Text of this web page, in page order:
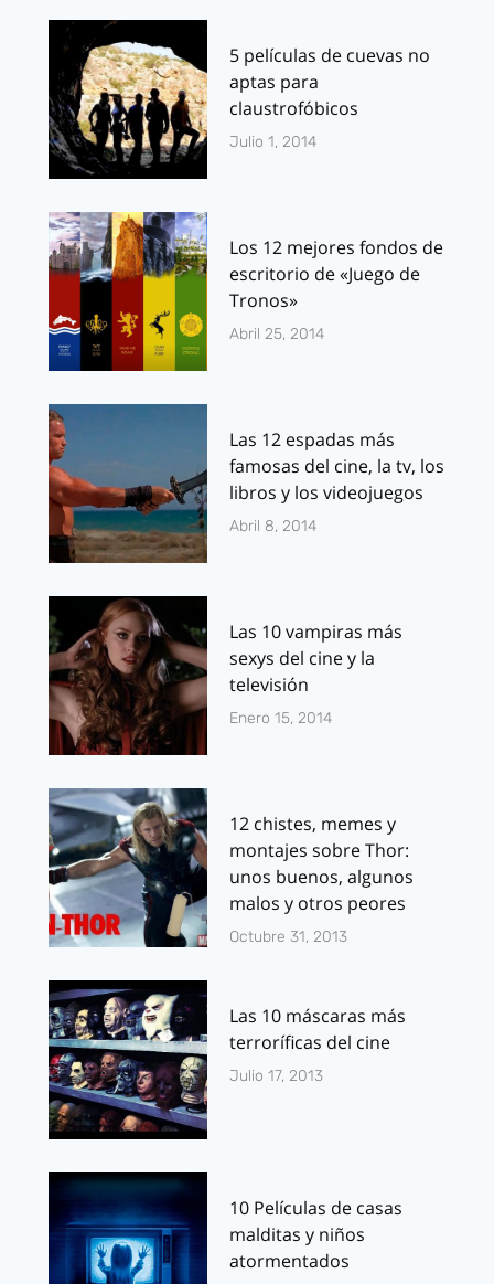
5 películas de cuevas no
aptas para
claustrofóbicos
Julio 1, 2014
Los 12 mejores fondos de
escritorio de «Juego de
Tronos»
Abril 25, 2014
Las 12 espadas más
famosas del cine, la tv, los
libros y los videojuegos
Abril 8, 2014
Las 10 vampiras más
sexys del cine y la
televisión
Enero 15, 2014
12 chistes, memes y
montajes sobre Thor:
unos buenos, algunos
malos y otros peores
Octubre 31, 2013
Las 10 máscaras más
terroríficas del cine
Julio 17, 2013
10 Películas de casas
malditas y niños
atormentados